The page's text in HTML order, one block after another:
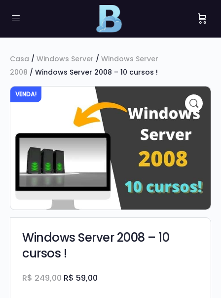
Casa / Windows Server / Windows Server
2008 / Windows Server 2008 – 10 cursos !
VENDA!
Windows Server 2008 – 10
cursos !
R$249,00 O
R$ 59,00